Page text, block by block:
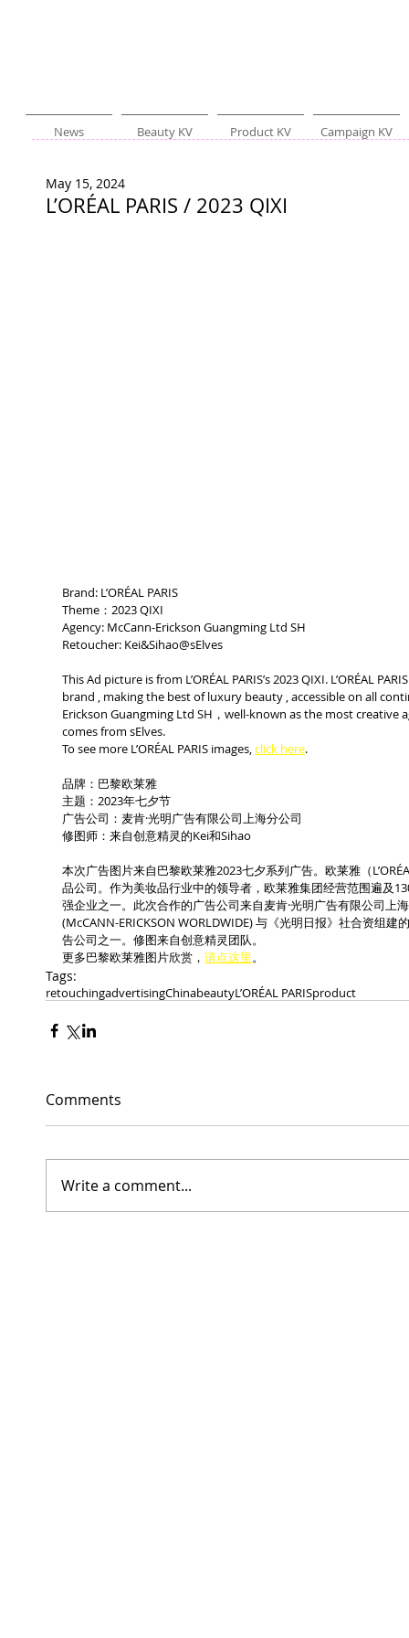
News Beauty KV Product KV Campaign KV
L’ORÉAL PARIS / 2023 QIXI
May 15, 2024
Brand: L’ORÉAL PARIS
Theme：2023 QIXI
Agency: McCann-Erickson Guangming Ltd SH
Retoucher: Kei&Sihao@sElves
This Ad picture is from L’ORÉAL PARIS’s 2023 QIXI. L’ORÉAL
brand , making the best of luxury beauty , accessible on all
Erickson Guangming Ltd SH，well-known as the most creative
comes from sElves.
To see more L’ORÉAL PARIS images, click here.
品牌：巴黎欧莱雅
主题：2023年七夕节
广告公司：麦肯·光明广告有限公司上海分公司
修图师：来自创意精灵的Kei和Sihao
本次广告图片来自巴黎欧莱雅2023七夕系列广告。欧莱雅（
品公司。作为美妆品行业中的领导者，欧莱雅集团经营范围遍及
强企业之一。此次合作的广告公司来自麦肯·光明广告有限公司上
(McCANN-ERICKSON WORLDWIDE) 与《光明日报》社合资组
告公司之一。修图来自创意精灵团队。
更多巴黎欧莱雅图片欣赏， 请点这里。
Tags:
retouchingadvertisingChinabeautyL’ORÉAL PARISproduct
Comments
Write a comment...